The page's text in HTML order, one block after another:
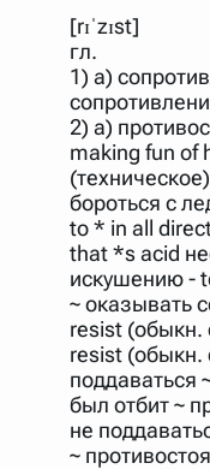
В сложных
словом
Порядок
[rɪˈzɪst]
гл.
1) а)
2) а)
making fun of
бороться с
to * in all
that *s acid
искушению -
~ оказывать
resist (обыкн.
resist (обыкн.
поддаваться
был отбит ~
не
~